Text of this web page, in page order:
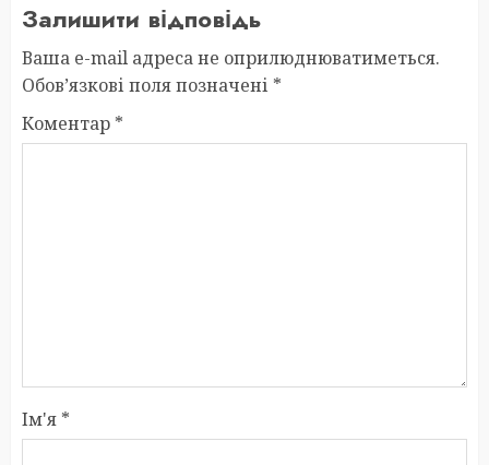
Залишити відповідь
Ваша e-mail адреса не оприлюднюватиметься.
Обов’язкові поля позначені *
Коментар *
Ім'я *